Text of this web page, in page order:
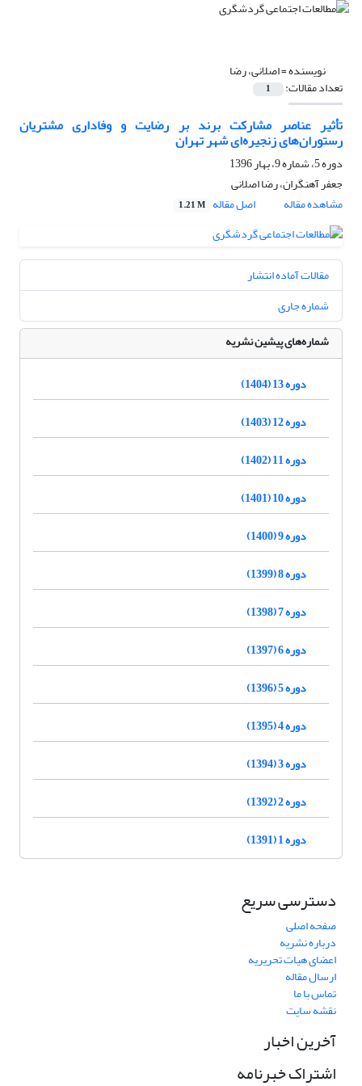
نویسنده =اصلانی، رضا
تعداد مقالات: 1
تأثیر عناصر مشارکت برند بر رضایت و وفاداری مشتریان
رستوران‌های زنجیره‌ای شهر تهران
دوره 5، شماره 9، بهار 1396
جعفر آهنگران، رضا اصلانی
مشاهده مقاله
اصل مقاله 1.21 M
مقالات آماده انتشار
شماره جاری
شماره‌های پیشین نشریه
دوره 13 (1404)
دوره 12 (1403)
دوره 11 (1402)
دوره 10 (1401)
دوره 9 (1400)
دوره 8 (1399)
دوره 7 (1398)
دوره 6 (1397)
دوره 5 (1396)
دوره 4 (1395)
دوره 3 (1394)
دوره 2 (1392)
دوره 1 (1391)
دسترسی سریع
صفحه اصلی
درباره نشریه
اعضای هیات تحریریه
ارسال مقاله
تماس با ما
نقشه سایت
آخرین اخبار
اشتراک خبرنامه